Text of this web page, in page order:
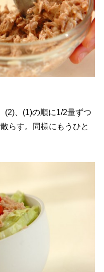
(2)、(1)の順に1/2量ずつ
らす。同様にもうひと